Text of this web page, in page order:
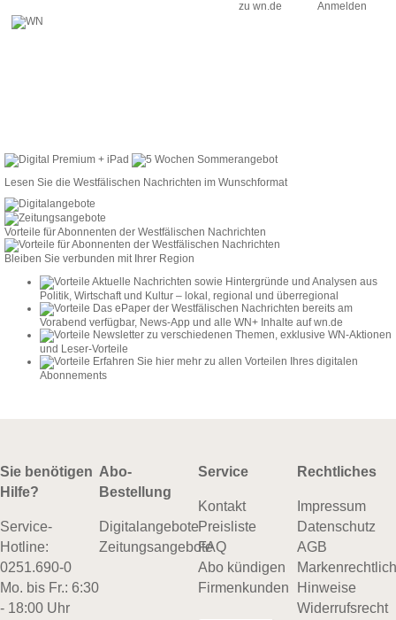
zu wn.de Anmelden
Lesen Sie die Westfälischen Nachrichten im Wunschformat
Vorteile für Abonnenten der Westfälischen Nachrichten
Bleiben Sie verbunden mit Ihrer Region
Aktuelle Nachrichten sowie Hintergründe und Analysen aus
Politik, Wirtschaft und Kultur – lokal, regional und überregional
Das ePaper der Westfälischen Nachrichten bereits am
Vorabend verfügbar, News-App und alle WN+ Inhalte auf wn.de
Newsletter zu verschiedenen Themen, exklusive WN-Aktionen
und Leser-Vorteile
Erfahren Sie hier mehr zu allen Vorteilen Ihres digitalen
Abonnements
Sie benötigen
Hilfe?
Service-
Hotline:
0251.690-0
Mo. bis Fr.: 6:30
- 18:00 Uhr
Abo-
Bestellung
Digitalangebote
Zeitungsangebote
Service
Kontakt
Preisliste
FAQ
Abo kündigen
Firmenkunden
Rechtliches
Impressum
Datenschutz
AGB
Hinweise
Widerrufsrecht